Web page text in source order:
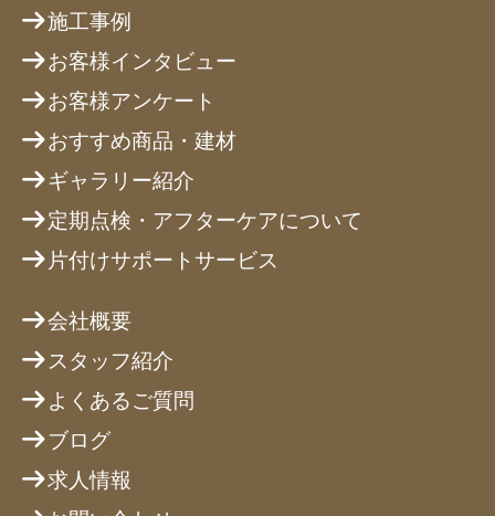
施工事例
お客様インタビュー
お客様アンケート
おすすめ商品・建材
ギャラリー紹介
定期点検・アフターケアについて
片付けサポートサービス
会社概要
スタッフ紹介
よくあるご質問
ブログ
求人情報